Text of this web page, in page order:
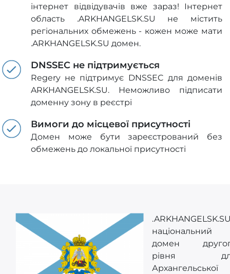
інтернет відвідувачів вже зараз! Інтернет
область .ARKHANGELSK.SU не містить
регіональних обмежень - кожен може мати
.ARKHANGELSK.SU домен.
DNSSEC не підтримується
Regery не підтримує DNSSEC для доменів
ARKHANGELSK.SU. Неможливо підписати
доменну зону в реєстрі
Вимоги до місцевої присутності
Домен може бути зареєстрований без
обмежень до локальної присутності
національний
домен
рівня
Архангельської